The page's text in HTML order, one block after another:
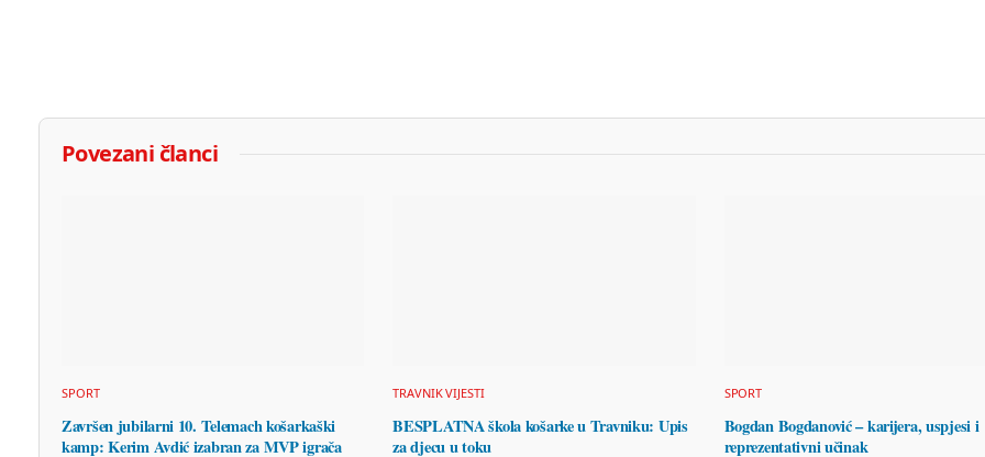
Povezani članci
SPORT
Završen jubilarni 10. Telemach košarkaški
kamp: Kerim Avdić izabran za MVP igrača
TRAVNIK VIJESTI
BESPLATNA škola košarke u Travniku: Upis
za djecu u toku
SPORT
Bogdan Bogdanović – karijera, uspjesi i
reprezentativni učinak